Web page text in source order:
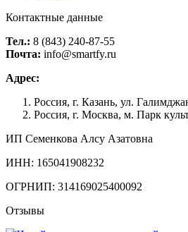
Контактные данные
Тел.: 8 (843) 240-87-55
Почта: info@smartfy.ru
Адрес:
Россия, г. Казань, ул.
Россия, г. Москва, м. Парк
ИП Семенкова Алсу Азатовна
ИНН: 165041908232
ОГРНИП: 314169025400092
Отзывы